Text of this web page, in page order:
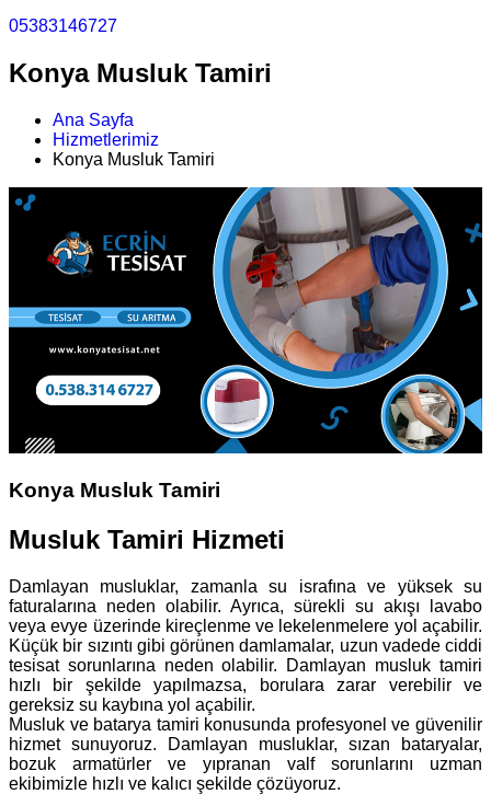
05383146727
Konya Musluk Tamiri
Ana Sayfa
Hizmetlerimiz
Konya Musluk Tamiri
Konya Musluk Tamiri
Musluk Tamiri Hizmeti
Damlayan musluklar, zamanla su israfına ve yüksek su
faturalarına neden olabilir. Ayrıca, sürekli su akışı lavabo
veya evye üzerinde kireçlenme ve lekelenmelere yol açabilir.
Küçük bir sızıntı gibi görünen damlamalar, uzun vadede ciddi
tesisat sorunlarına neden olabilir. Damlayan musluk tamiri
hızlı bir şekilde yapılmazsa, borulara zarar verebilir ve
gereksiz su kaybına yol açabilir.
Musluk ve batarya tamiri konusunda profesyonel ve güvenilir
hizmet sunuyoruz. Damlayan musluklar, sızan bataryalar,
bozuk armatürler ve yıpranan valf sorunlarını uzman
ekibimizle hızlı ve kalıcı şekilde çözüyoruz.